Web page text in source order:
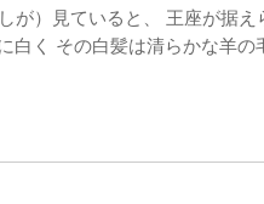
見ていると、 王座が据え
白く その白髪は清らかな羊の